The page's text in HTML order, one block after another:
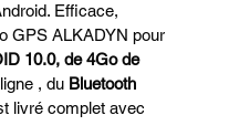
Efficace,
GPS ALKADYN pour
10.0, de 4Go de
, du Bluetooth
livré complet avec